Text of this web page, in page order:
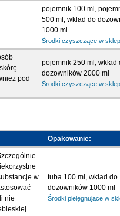
pojemnik 100 ml,
500 ml, wkład do
1000 ml
Środki czyszczące w
pod
pojemnik 250 ml, wkład
dozowników 2000 ml
Środki czyszczące w
Opakowanie:
w
nie
tuba 100 ml, wkład do
dozowników 1000 ml
Środki pielęgnujące w